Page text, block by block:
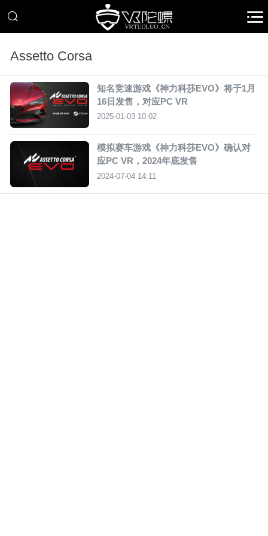
Assetto Corsa
知名竞速游戏《神力科莎EVO》将于1月
16日发售，对应PC VR
2025-01-03 10:02
模拟赛车游戏《神力科莎EVO》确认对
应PC VR，2024年底发售
2024-07-04 14:11